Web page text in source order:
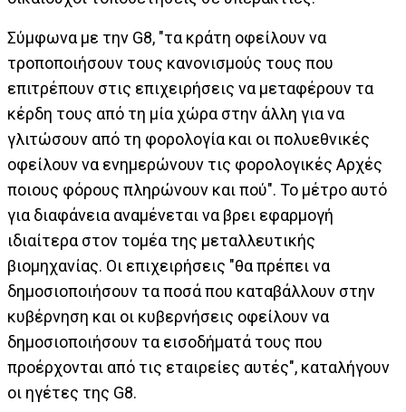
Σύμφωνα με την G8, "τα κράτη οφείλουν να
τροποποιήσουν τους κανονισμούς τους που
επιτρέπουν στις επιχειρήσεις να μεταφέρουν τα
κέρδη τους από τη μία χώρα στην άλλη για να
γλιτώσουν από τη φορολογία και οι πολυεθνικές
οφείλουν να ενημερώνουν τις φορολογικές Αρχές
ποιους φόρους πληρώνουν και πού". Το μέτρο αυτό
για διαφάνεια αναμένεται να βρει εφαρμογή
ιδιαίτερα στον τομέα της μεταλλευτικής
βιομηχανίας. Οι επιχειρήσεις "θα πρέπει να
δημοσιοποιήσουν τα ποσά που καταβάλλουν στην
κυβέρνηση και οι κυβερνήσεις οφείλουν να
δημοσιοποιήσουν τα εισοδήματά τους που
προέρχονται από τις εταιρείες αυτές", καταλήγουν
οι ηγέτες της G8.